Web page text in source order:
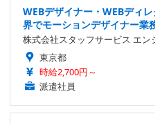
WEBデザイナー・WEBディ
界でモーションデザイナー業
株式会社スタッフサービス エン
東京都
時給2,700円～
派遣社員